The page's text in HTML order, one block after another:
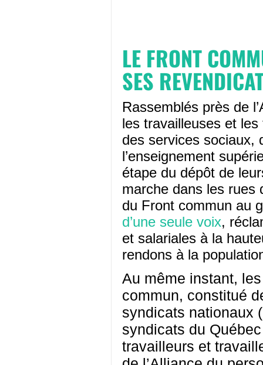
LE FRONT
SES
Rassemblés près de
les travailleuses et
des services sociaux,
l’enseignement
étape du dépôt de
marche dans les rues
du Front commun au
d’une seule voix,
et salariales à la
rendons à la
Au même instant,
commun, constitué
syndicats nationaux
syndicats du
travailleurs et